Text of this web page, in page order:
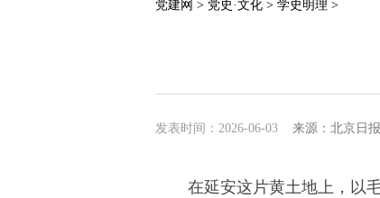
党建网 > 党史·文化 > 学史明理 >
发表时间：2026-06-03 来源：北京日报
在延安这片黄土地上，以